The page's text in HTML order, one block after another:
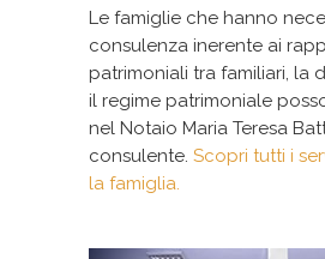
Le famiglie che hanno
consulenza inerente ai
patrimoniali tra familiari, la
il regime patrimoniale
nel Notaio Maria Teresa
consulente. Scopri tutti i
la famiglia.